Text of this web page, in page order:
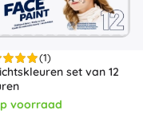
Ontdek de wereld van
om in
(1)
set van 12
voorraad